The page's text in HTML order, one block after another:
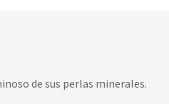
de sus perlas minerales.